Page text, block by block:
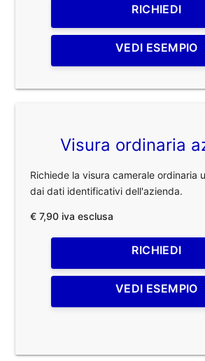
RICHIEDI
VEDI ESEMPIO
Visura ordinaria
Richiede la visura camerale ordinaria
dai dati identificativi dell'azienda.
€ 7,90 iva esclusa
RICHIEDI
VEDI ESEMPIO